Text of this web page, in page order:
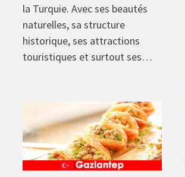
la Turquie. Avec ses beautés
naturelles, sa structure
historique, ses attractions
touristiques et surtout ses…